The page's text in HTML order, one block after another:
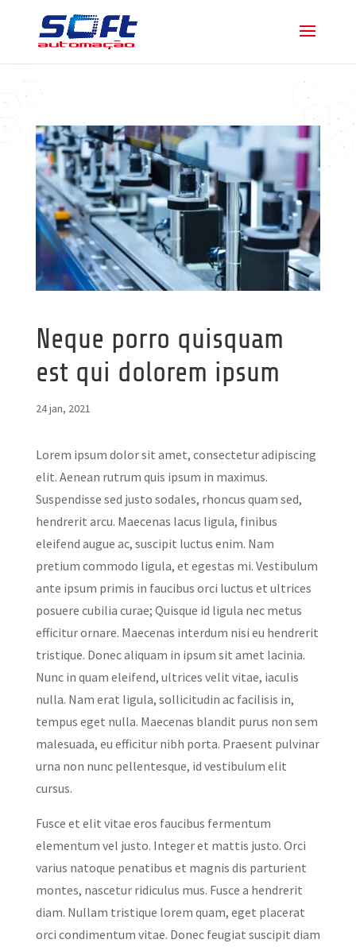
Neque porro quisquam
est qui dolorem ipsum
24 jan, 2021
Lorem ipsum dolor sit amet, consectetur adipiscing
elit. Aenean rutrum quis ipsum in maximus.
Suspendisse sed justo sodales, rhoncus quam sed,
hendrerit arcu. Maecenas lacus ligula, finibus
eleifend augue ac, suscipit luctus enim. Nam
pretium commodo ligula, et egestas mi. Vestibulum
ante ipsum primis in faucibus orci luctus et ultrices
posuere cubilia curae; Quisque id ligula nec metus
efficitur ornare. Maecenas interdum nisi eu hendrerit
tristique. Donec aliquam in ipsum sit amet lacinia.
Nunc in quam eleifend, ultrices velit vitae, iaculis
nulla. Nam erat ligula, sollicitudin ac facilisis in,
tempus eget nulla. Maecenas blandit purus non sem
malesuada, eu efficitur nibh porta. Praesent pulvinar
urna non nunc pellentesque, id vestibulum elit
cursus.
Fusce et elit vitae eros faucibus fermentum
elementum vel justo. Integer et mattis justo. Orci
varius natoque penatibus et magnis dis parturient
montes, nascetur ridiculus mus. Fusce a hendrerit
diam. Nullam tristique lorem quam, eget placerat
orci condimentum vitae. Donec feugiat suscipit diam